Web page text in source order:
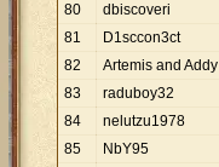
80
dbiscoveri
81
D1sccon3ct
82
Artemis and Addy
83
raduboy32
84
nelutzu1978
85
NbY95